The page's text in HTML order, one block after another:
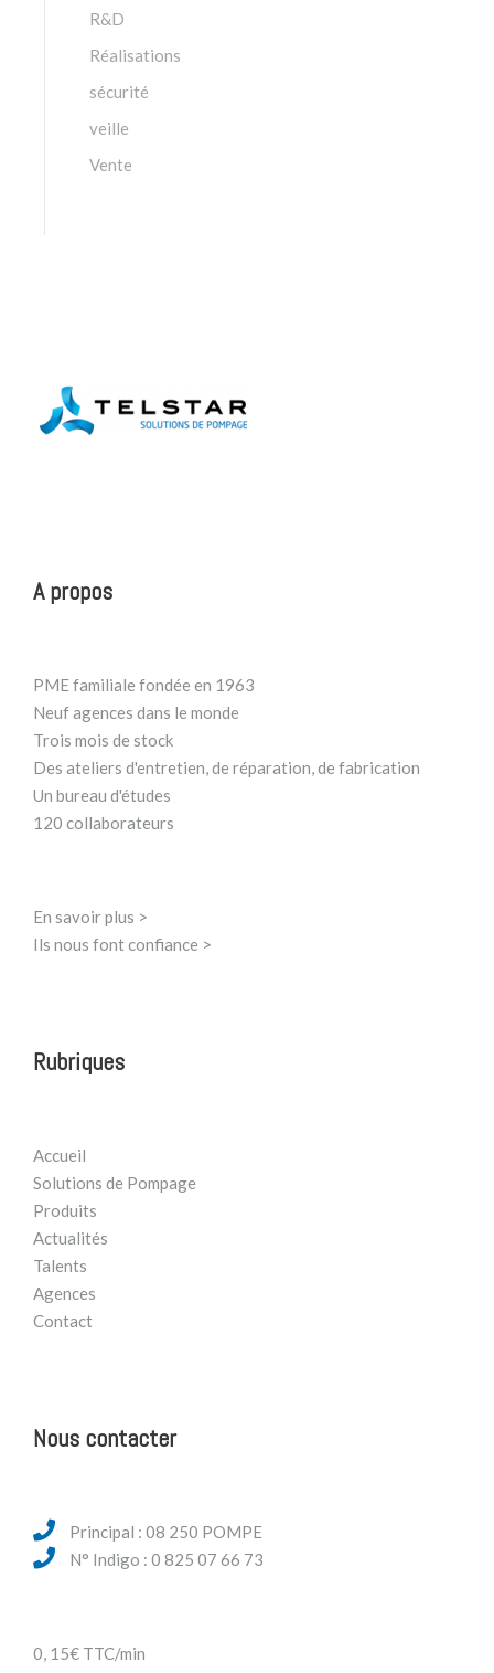
R&D
Réalisations
sécurité
veille
Vente
A propos
PME familiale fondée en 1963
Neuf agences dans le monde
Trois mois de stock
Des ateliers d'entretien, de réparation, de fabrication
Un bureau d'études
120 collaborateurs
En savoir plus >
Ils nous font confiance >
Rubriques
Accueil
Solutions de Pompage
Produits
Actualités
Talents
Agences
Contact
Nous contacter
Principal : 08 250 POMPE
N° Indigo : 0 825 07 66 73
0, 15€ TTC/min